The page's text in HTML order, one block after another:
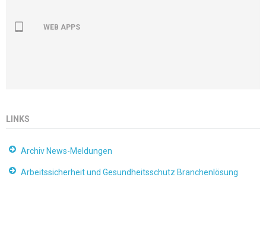
WEB APPS
LINKS
Archiv News-Meldungen
Arbeitssicherheit und Gesundheitsschutz Branchenlösung